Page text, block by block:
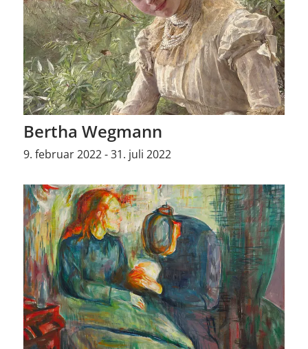
Bertha Wegmann
9. februar 2022 - 31. juli 2022